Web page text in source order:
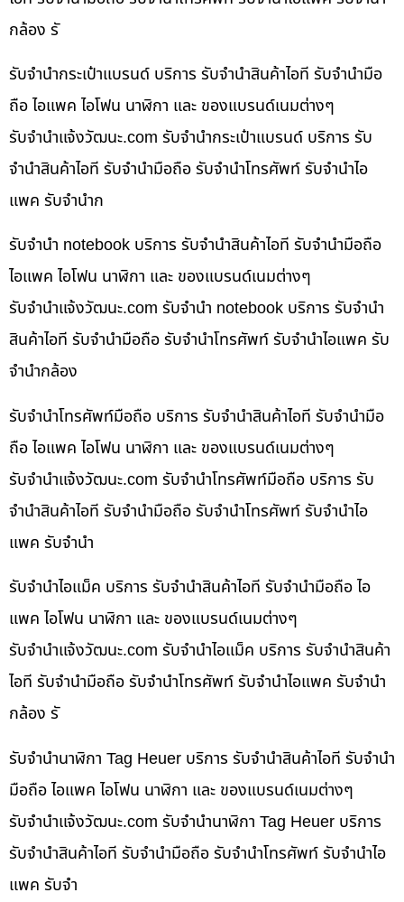
กล้อง รั
รับจำนำกระเป๋าแบรนด์ บริการ รับจำนำสินค้าไอที รับจำนำมือ
ถือ ไอแพค ไอโฟน นาฬิกา และ ของแบรนด์เนมต่างๆ
รับจํานําแจ้งวัฒนะ.com รับจำนำกระเป๋าแบรนด์ บริการ รับ
จำนำสินค้าไอที รับจำนำมือถือ รับจำนำโทรศัพท์ รับจำนำไอ
แพค รับจำนำก
รับจำนำ notebook บริการ รับจำนำสินค้าไอที รับจำนำมือถือ
ไอแพค ไอโฟน นาฬิกา และ ของแบรนด์เนมต่างๆ
รับจํานําแจ้งวัฒนะ.com รับจำนำ notebook บริการ รับจำนำ
สินค้าไอที รับจำนำมือถือ รับจำนำโทรศัพท์ รับจำนำไอแพค รับ
จำนำกล้อง
รับจำนำโทรศัพท์มือถือ บริการ รับจำนำสินค้าไอที รับจำนำมือ
ถือ ไอแพค ไอโฟน นาฬิกา และ ของแบรนด์เนมต่างๆ
รับจํานําแจ้งวัฒนะ.com รับจำนำโทรศัพท์มือถือ บริการ รับ
จำนำสินค้าไอที รับจำนำมือถือ รับจำนำโทรศัพท์ รับจำนำไอ
แพค รับจำนำ
รับจำนำไอแม็ค บริการ รับจำนำสินค้าไอที รับจำนำมือถือ ไอ
แพค ไอโฟน นาฬิกา และ ของแบรนด์เนมต่างๆ
รับจํานําแจ้งวัฒนะ.com รับจำนำไอแม็ค บริการ รับจำนำสินค้า
ไอที รับจำนำมือถือ รับจำนำโทรศัพท์ รับจำนำไอแพค รับจำนำ
กล้อง รั
รับจำนำนาฬิกา Tag Heuer บริการ รับจำนำสินค้าไอที รับจำนำ
มือถือ ไอแพค ไอโฟน นาฬิกา และ ของแบรนด์เนมต่างๆ
รับจํานําแจ้งวัฒนะ.com รับจำนำนาฬิกา Tag Heuer บริการ
รับจำนำสินค้าไอที รับจำนำมือถือ รับจำนำโทรศัพท์ รับจำนำไอ
แพค รับจำ